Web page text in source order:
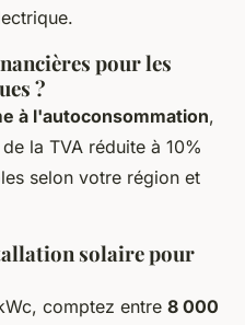
pour les
?
à l'autoconsommation,
la TVA réduite à 10%
selon votre région et
solaire pour
comptez entre 8 000